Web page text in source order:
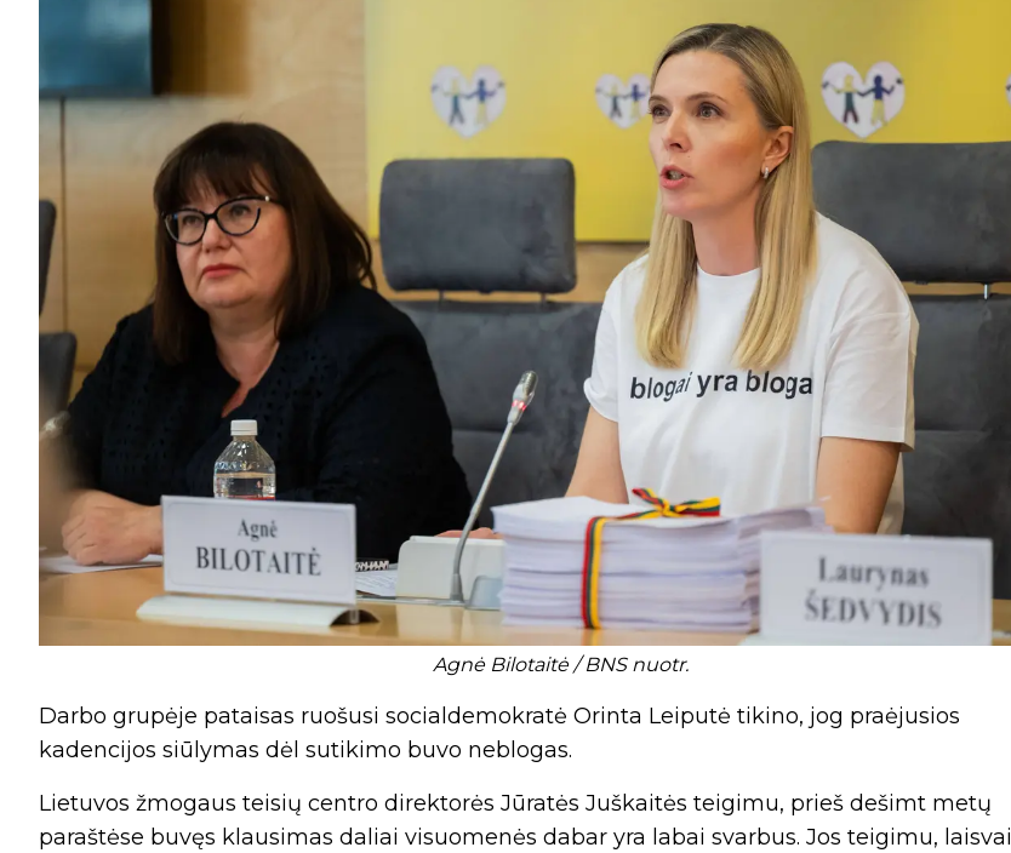
Agnė Bilotaitė / BNS nuotr.
Darbo grupėje pataisas ruošusi socialdemokratė Orinta Leiputė tikino, jog praėjusios
kadencijos siūlymas dėl sutikimo buvo neblogas.
Lietuvos žmogaus teisių centro direktorės Jūratės Juškaitės teigimu, prieš dešimt metų
paraštėse buvęs klausimas daliai visuomenės dabar yra labai svarbus. Jos teigimu, laisvai